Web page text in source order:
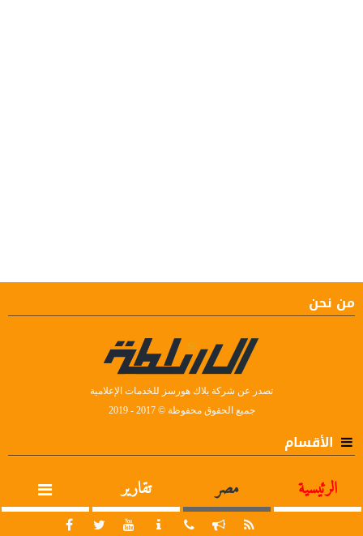
من نحن
تصدر عن شركة بلاك هورسز للخدمات الإعلامية
جميع الحقوق محفوظة © 2017 - 2019
الأقسام
الرئيسية مصر تقارير